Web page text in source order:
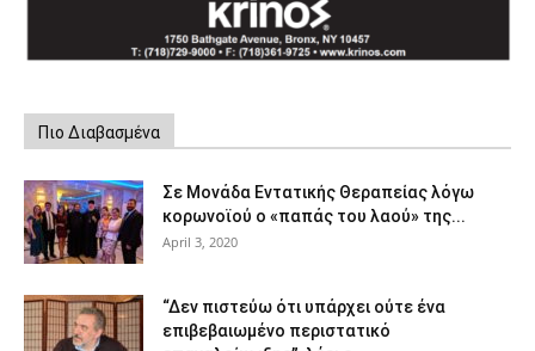
Πιο Διαβασμένα
Σε Μονάδα Εντατικής Θεραπείας λόγω
κορωνοϊού ο «παπάς του λαού» της...
April 3, 2020
“Δεν πιστεύω ότι υπάρχει ούτε ένα
επιβεβαιωμένο περιστατικό